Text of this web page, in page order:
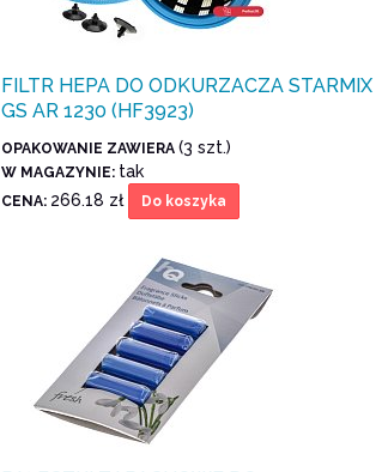
FILTR HEPA DO ODKURZACZA STARMIX
GS AR 1230 (HF3923)
OPAKOWANIE ZAWIERA (3 szt.)
W MAGAZYNIE: tak
CENA: 266.18 zł Do koszyka